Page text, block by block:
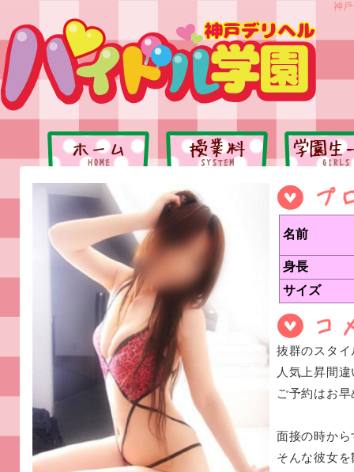
神
名前
身長
サイズ
抜群のスタ
人気上昇間
ご予約はお
面接の時か
そんな彼女